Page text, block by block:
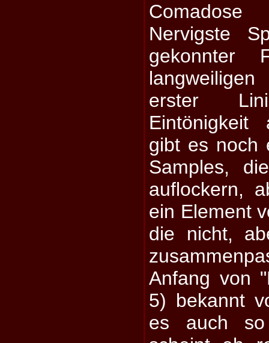
Nervigste
gekonnter
erster
Eintönigkeit
gibt es noch
Samples,
auflockern,
ein Element
die nicht,
Anfang von
5) bekannt
es auch